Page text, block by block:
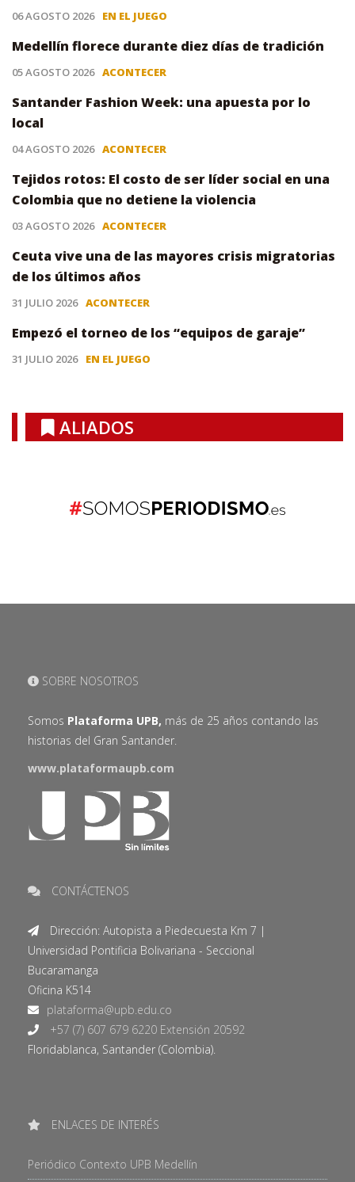
06 AGOSTO 2026 EN EL JUEGO
Medellín florece durante diez días de tradición
05 AGOSTO 2026 ACONTECER
Santander Fashion Week: una apuesta por lo
local
04 AGOSTO 2026 ACONTECER
Tejidos rotos: El costo de ser líder social en una
Colombia que no detiene la violencia
03 AGOSTO 2026 ACONTECER
Ceuta vive una de las mayores crisis migratorias
de los últimos años
31 JULIO 2026 ACONTECER
Empezó el torneo de los “equipos de garaje”
31 JULIO 2026 EN EL JUEGO
ALIADOS
SOBRE NOSOTROS
Somos Plataforma UPB, más de 25 años contando las
historias del Gran Santander.
www.plataformaupb.com
CONTÁCTENOS
Dirección: Autopista a Piedecuesta Km 7 |
Universidad Pontificia Bolivariana - Seccional
Bucaramanga
Oficina K514
+57 (7) 607 679 6220 Extensión 20592
Floridablanca, Santander (Colombia).
ENLACES DE INTERÉS
Periódico Contexto UPB Medellín